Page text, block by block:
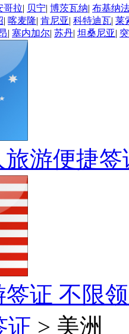
哥拉| 贝宁| 博茨瓦纳| 布基纳
| 喀麦隆| 肯尼亚| 科特迪瓦| 莱
| 塞内加尔| 苏丹| 坦桑尼亚|
旅游便捷
签证 不限
证 > 美洲